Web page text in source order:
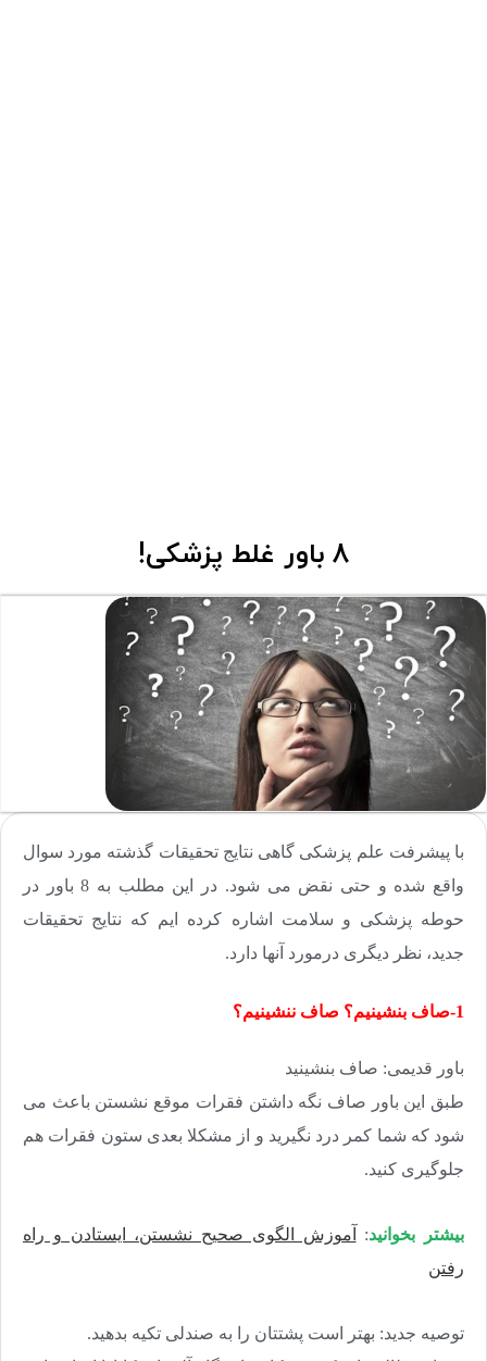
8 باور غلط پزشکی!
با پیشرفت علم پزشکی گاهی نتایج تحقیقات گذشته مورد سوال
واقع شده و حتی نقض می شود. در این مطلب به 8 باور در
حوطه پزشکی و سلامت اشاره کرده ایم که نتایج تحقیقات
جدید، نظر دیگری درمورد آنها دارد.
1-صاف بنشینیم؟ صاف ننشینیم؟
باور قدیمی: صاف بنشینید
طبق این باور صاف نگه داشتن فقرات موقع نشستن باعث می
شود که شما کمر درد نگیرید و از مشکلا بعدی ستون فقرات هم
جلوگیری کنید.
بیشتر بخوانید:
آموزش الگوی صحیح نشستن، ایستادن و راه
رفتن
توصیه جدید: بهتر است پشتتان را به صندلی تکیه بدهید.